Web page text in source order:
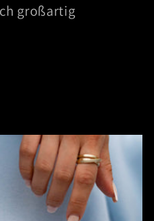
großartig